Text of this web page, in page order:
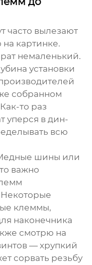
часто вылезают
картинке.
немаленький.
установки
собранном
то раз
уперся в дин-
всю
шины или
важно
клеммы,
наконечника
смотрю на
— хрупкий
сорвать резьбу